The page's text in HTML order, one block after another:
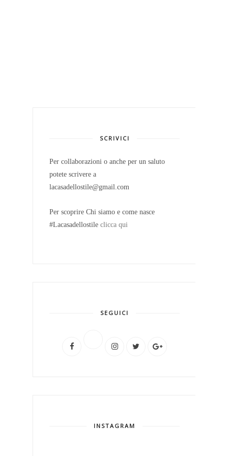
SCRIVICI
Per collaborazioni o anche per un saluto
potete scrivere a
lacasadellostile@gmail.com
Per scoprire Chi siamo e come nasce
#Lacasadellostile clicca qui
SEGUICI
INSTAGRAM